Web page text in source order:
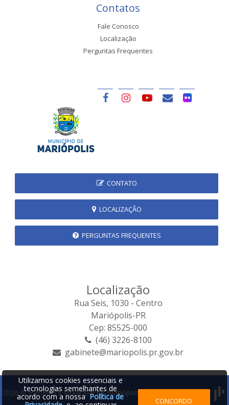
Contatos
Fale Conosco
Localização
Perguntas Frequentes
CONTATO
LOCALIZAÇÃO
PERGUNTAS FREQUENTES
Localização
Rua Seis, 1030 - Centro
Mariópolis-PR
Cep: 85525-000
(46) 3226-8100
gabinete@mariopolis.pr.gov.br
2026 © Prefeitura Municipal de Mariópolis | Desenvolvido por:
Utilizamos cookies essenciais e
tecnologias semelhantes de
acordo com a nossaPolítica de
CONCORDO